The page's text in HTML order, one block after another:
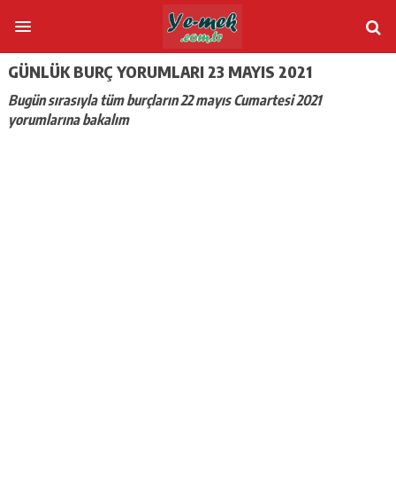
GÜNLÜK BURÇ YORUMLARI 23 MAYIS 2021
Bugün sırasıyla tüm burçların 22 mayıs Cumartesi 2021
yorumlarına bakalım